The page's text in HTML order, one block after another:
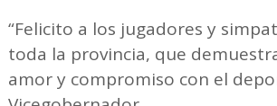
“Felicito a los jugadores y
toda la provincia, que
amor y compromiso con el